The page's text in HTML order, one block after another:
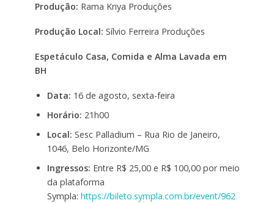
Produção: Rama Kriya Produções
Produção Local: Sílvio Ferreira Produções
Espetáculo Casa, Comida e Alma Lavada em
BH
Data: 16 de agosto, sexta-feira
Horário: 21h00
Local: Sesc Palladium – Rua Rio de Janeiro,
1046, Belo Horizonte/MG
Ingressos: Entre R$ 25,00 e R$ 100,00 por meio
da plataforma
Sympla: https://bileto.sympla.com.br/event/962